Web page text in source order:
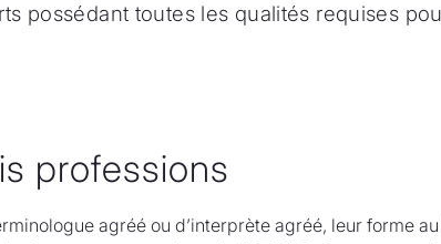
possédant toutes les qualités requises
professions
agréé ou d’interprète agréé, leur forme